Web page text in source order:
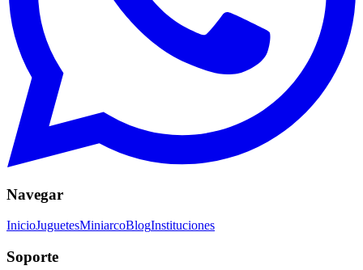
Navegar
InicioJuguetesMiniarcoBlogInstituciones
Soporte